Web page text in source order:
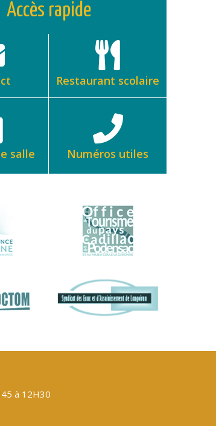
Accès rapide
Restaurant scolaire
salle Numéros utiles
à 12H30